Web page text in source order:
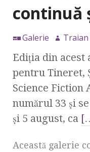
continuă
Galerie Traian
Ediția din acest
pentru Tineret,
Science Fiction
numărul 33 și
și 5 august, ca
Această galerie